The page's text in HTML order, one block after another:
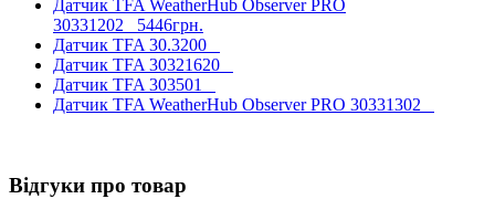
Датчик TFA WeatherHub Observer PRO
30331202 5446грн.
Датчик TFA 30.3200
Датчик TFA 30321620
Датчик TFA 303501
Датчик TFA WeatherHub Observer PRO 30331302
Відгуки про товар